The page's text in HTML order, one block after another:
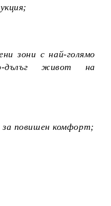
зони с най-голямо
дълъг живот на
повишен комфорт;